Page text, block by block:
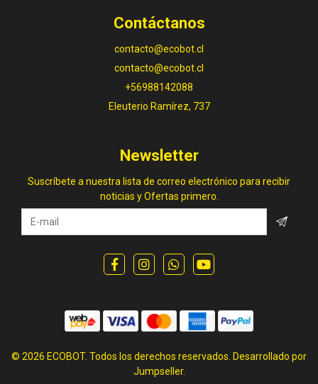
Contáctanos
contacto@ecobot.cl
contacto@ecobot.cl
+56988142088
Eleuterio Ramírez, 737
Newsletter
Suscríbete a nuestra lista de correo electrónico para recibir
noticias y Ofertas primero.
© 2026 ECOBOT. Todos los derechos reservados. Desarrollado por
Jumpseller.